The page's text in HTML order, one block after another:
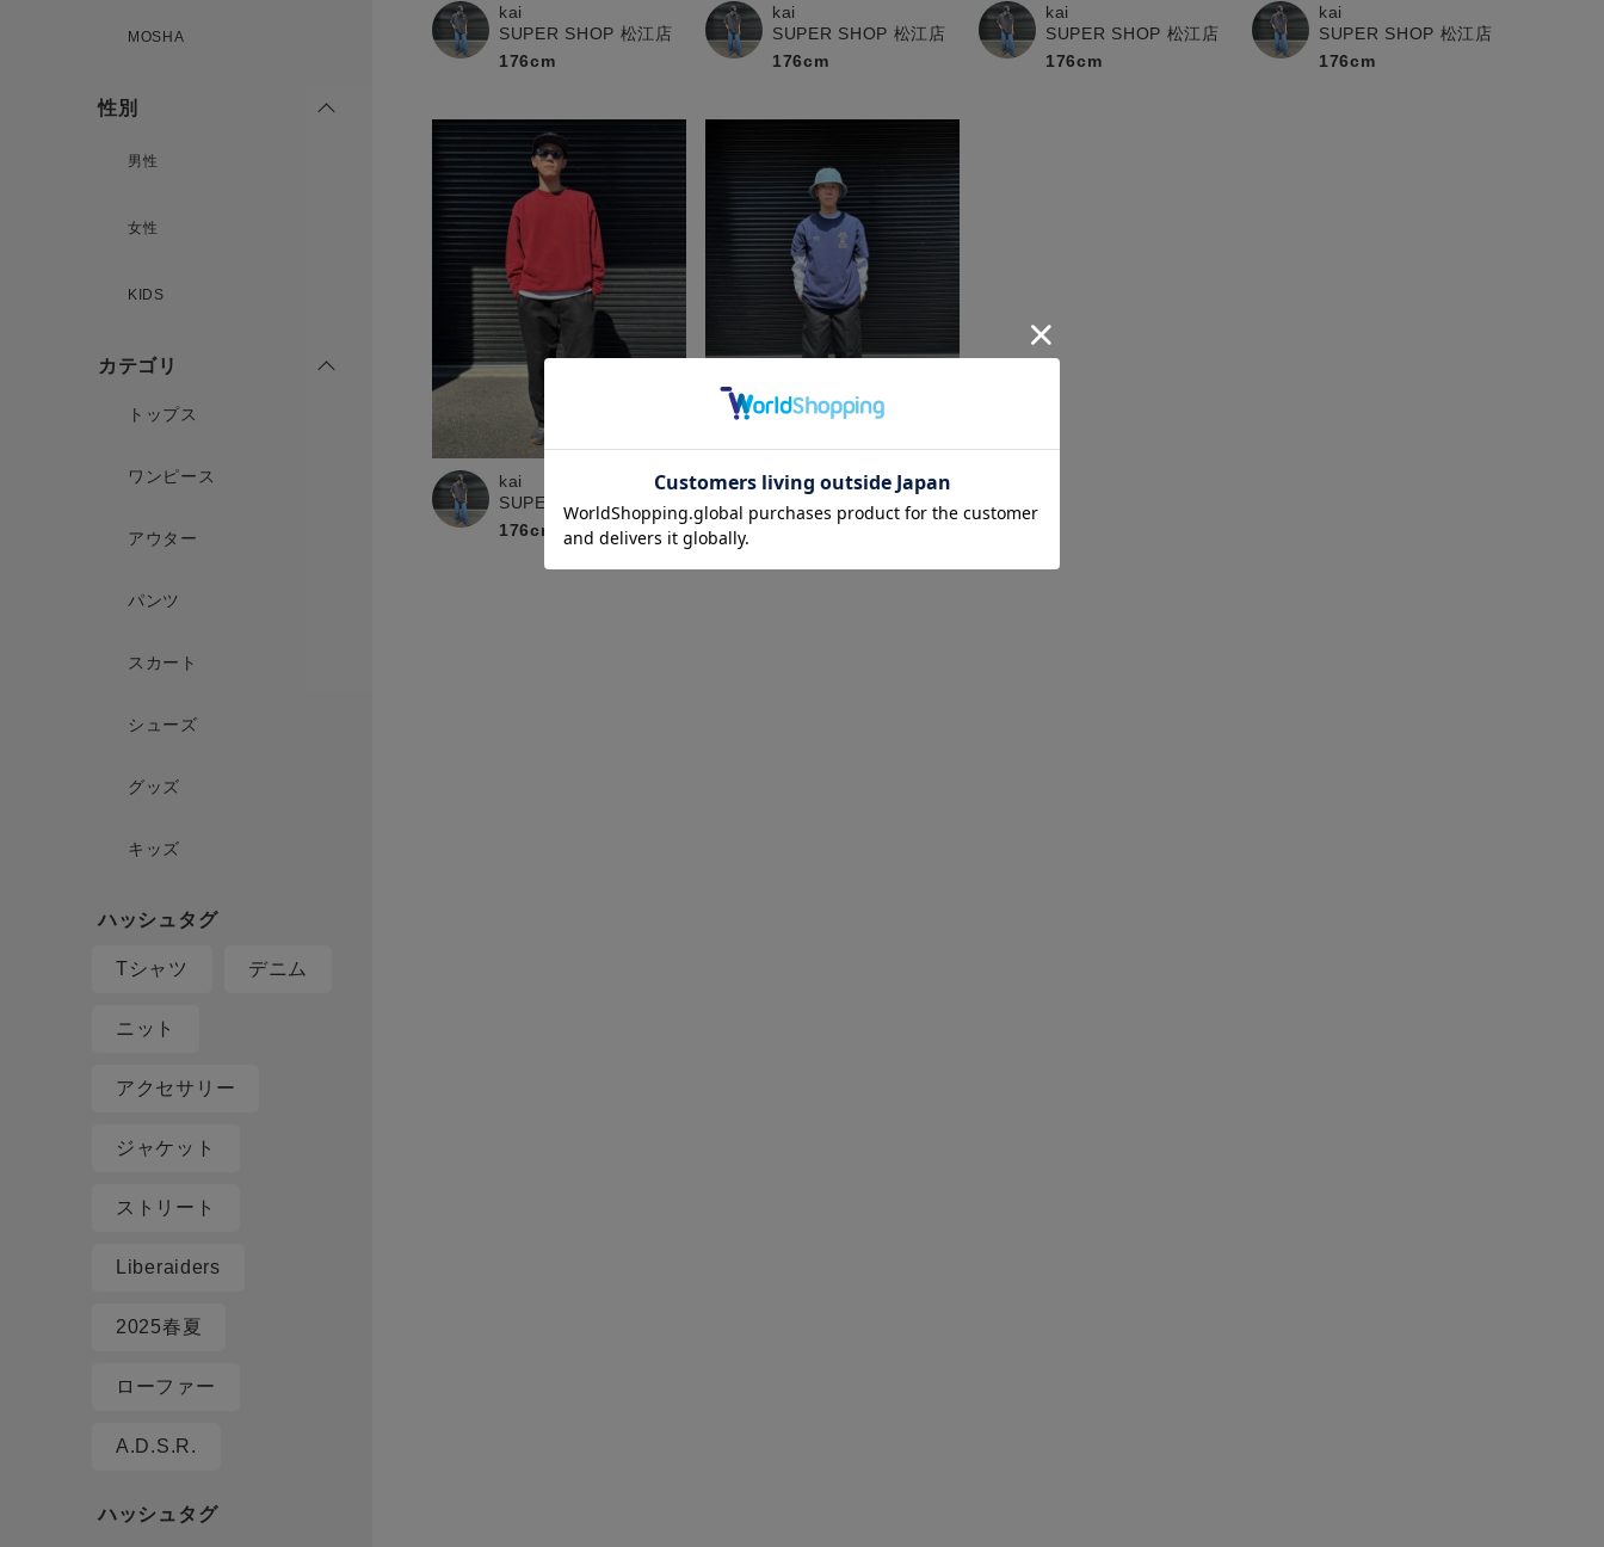
MOSHA
性別
男性
女性
KIDS
カテゴリ
トップス
ワンピース
アウター
パンツ
スカート
シューズ
グッズ
キッズ
Tシャツ デニム
ニット
アクセサリー
ジャケット
ストリート
Liberaiders
2025春夏
ローファー
A.D.S.R.
kai
SUPER SHOP 松江店
176cm
kai
SUPER SHOP 松江店
176cm
kai
SUPER SHOP 松江店
176cm
kai
SUPER SHOP 松江店
176cm
kai
SUPER SHOP 松江店
176cm
kai
SUPER SHOP 松江店